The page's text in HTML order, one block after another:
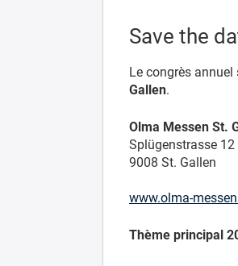
Save the
Le congrès
Gallen.
Olma Messen St.
Splügenstrasse 12
9008 St. Gallen
www.olma-
Thème principal